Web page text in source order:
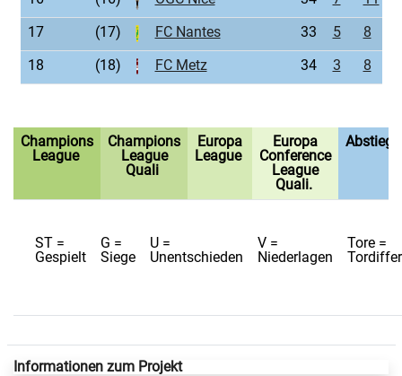
17
(17) FC Nantes 33 5 8
18
(18) FC Metz 34 3 8
Champions
League
Champions
League
Quali
Europa
League
Europa
Conference
League
Quali.
Abstieg
ST =
Gespielt
G =
Siege
U =
Unentschieden
V =
Niederlagen
Tore =
Informationen zum Projekt